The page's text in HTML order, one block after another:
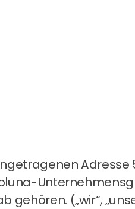
(„wir“,